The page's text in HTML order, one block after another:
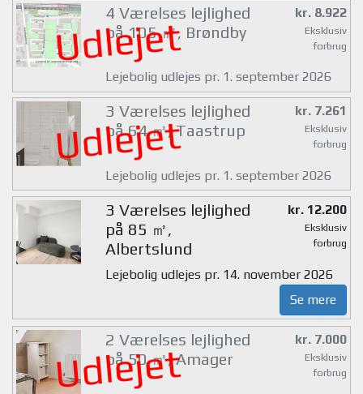
Udlejet
4 Værelses lejlighed
på 105 ㎡, Brøndby
kr. 8.922
Eksklusiv
forbrug
Lejebolig udlejes pr. 1. september 2026
Udlejet
3 Værelses lejlighed
på 64 ㎡, Taastrup
kr. 7.261
Eksklusiv
forbrug
Lejebolig udlejes pr. 1. september 2026
3 Værelses lejlighed
på 85 ㎡,
Albertslund
kr. 12.200
Eksklusiv
forbrug
Lejebolig udlejes pr. 14. november 2026
Se mere
Udlejet
2 Værelses lejlighed
på 50 ㎡, Amager
kr. 7.000
Eksklusiv
forbrug